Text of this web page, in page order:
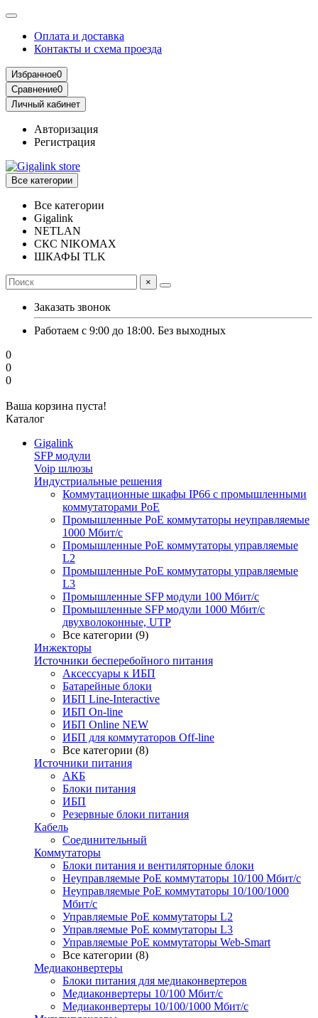
Оплата и доставка
Контакты и схема проезда
Избранное0
Сравнение0
Личный кабинет
Авторизация
Регистрация
Все категории
Все категории
Gigalink
NETLAN
СКС NIKOMAX
ШКАФЫ TLK
×
Заказать звонок
Работаем с 9:00 до 18:00. Без выходных
0
0
0
Ваша корзина пуста!
Каталог
Gigalink
SFP модули
Voip шлюзы
Индустриальные решения
Коммутационные шкафы IP66 c промышленными
коммутаторами PoE
Промышленные PoE коммутаторы неуправляемые
1000 Мбит/с
Промышленные PoE коммутаторы управляемые
L2
Промышленные PoE коммутаторы управляемые
L3
Промышленные SFP модули 100 Мбит/c
Промышленные SFP модули 1000 Мбит/c
двухволоконные, UTP
Все категории (9)
Инжекторы
Источники бесперебойного питания
Аксессуары к ИБП
Батарейные блоки
ИБП Line-Interactive
ИБП On-line
ИБП Online NEW
ИБП для коммутаторов Off-line
Все категории (8)
Источники питания
АКБ
Блоки питания
ИБП
Резервные блоки питания
Кабель
Соединительный
Коммутаторы
Блоки питания и вентиляторные блоки
Неуправляемые PoE коммутаторы 10/100 Мбит/с
Неуправляемые PoE коммутаторы 10/100/1000
Мбит/с
Управляемые PoE коммутаторы L2
Управляемые PoE коммутаторы L3
Управляемые PoE коммутаторы Web-Smart
Все категории (8)
Медиаконвертеры
Блоки питания для медиаконвертеров
Медиаконвертеры 10/100 Мбит/с
Медиаконвертеры 10/100/1000 Мбит/c